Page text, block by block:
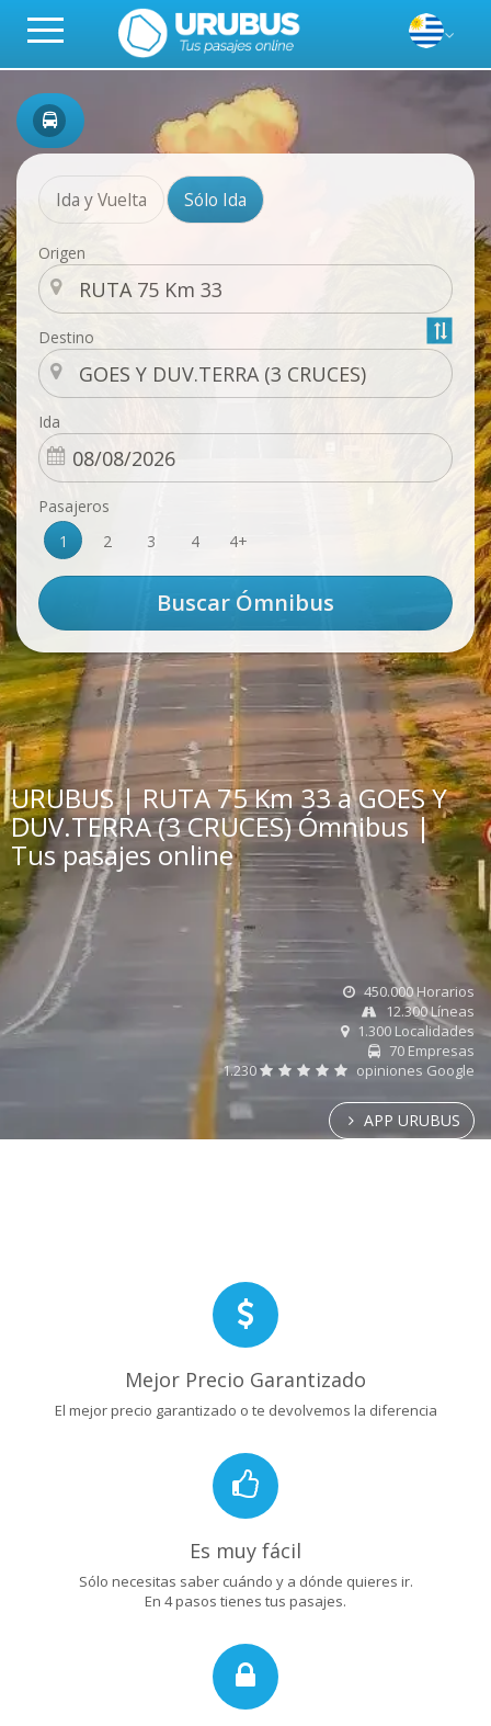
Ida y Vuelta Sólo Ida
Origen
Destino
Ida
Pasajeros
1
2 3 4 4+
URUBUS | RUTA 75 Km 33 a GOES Y
DUV.TERRA (3 CRUCES) Ómnibus |
Tus pasajes online
450.000 Horarios
12.300 Líneas
1.300 Localidades
70 Empresas
1.230
opiniones Google
APP URUBUS
Mejor Precio Garantizado
El mejor precio garantizado o te devolvemos la diferencia
Es muy fácil
Sólo necesitas saber cuándo y a dónde quieres ir.
En 4 pasos tienes tus pasajes.